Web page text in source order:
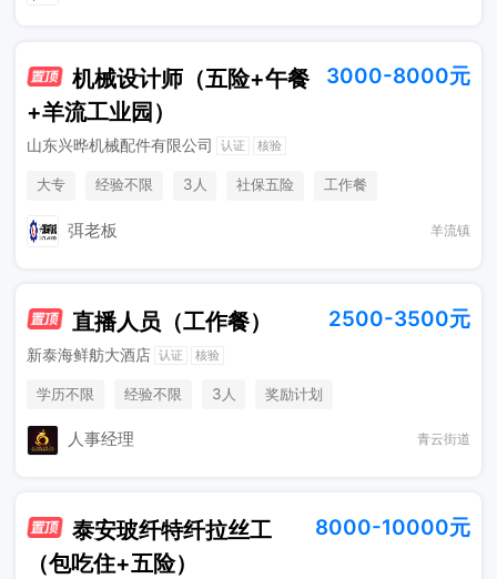
机械设计师（五险+午餐
+羊流工业园）
3000-8000元
山东兴晔机械配件有限公司 认证 核验
大专 经验不限 3人 社保五险 工作餐
弭老板 羊流镇
直播人员（工作餐） 2500-3500元
新泰海鲜舫大酒店 认证 核验
学历不限 经验不限 3人 奖励计划
人事经理 青云街道
泰安玻纤特纤拉丝工
（包吃住+五险）
8000-10000元